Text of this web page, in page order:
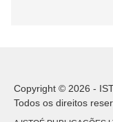
Copyright © 2026 -
Todos os direitos